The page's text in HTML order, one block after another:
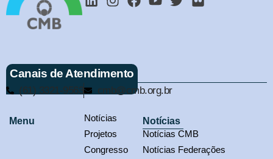
Canais de Atendimento
(61) 3321-9563 cmb@cmb.org.br
Menu
Notícias
Projetos
Congresso
Notícias
Notícias CMB
Notícias Federações